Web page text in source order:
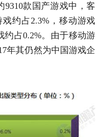
9310款国产游戏中，客
约占2.3%，移动游戏
约占0.2%。由于移动游
年其仍然为中国游戏企